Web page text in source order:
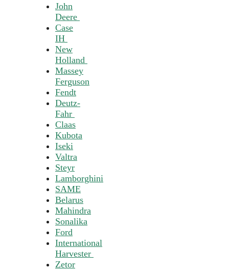
John
Deere
Case
IH
New
Holland
Massey
Ferguson
Fendt
Deutz-
Fahr
Claas
Kubota
Iseki
Valtra
Steyr
Lamborghini
SAME
Belarus
Mahindra
Sonalika
Ford
International
Harvester
Zetor